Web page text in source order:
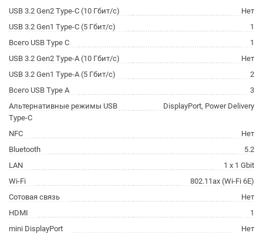
USB 3.2 Gen2 Type-C (10 Гбит/с)
Нет
USB 3.2 Gen1 Type-C (5 Гбит/с)
1
Всего USB Type C
1
USB 3.2 Gen2 Type-A (10 Гбит/с)
Нет
USB 3.2 Gen1 Type-A (5 Гбит/с)
2
Всего USB Type A
3
Альтернативные режимы USB
Type-C
DisplayPort, Power Delivery
NFC
Нет
Bluetooth
5.2
LAN
1 x 1 Gbit
Wi-Fi
802.11ax (Wi-Fi 6E)
Сотовая связь
Нет
HDMI
1
mini DisplayPort
Нет